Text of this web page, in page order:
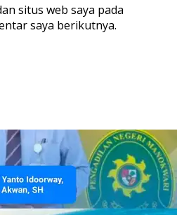
situs web saya pada
saya berikutnya.